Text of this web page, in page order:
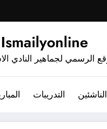
Ismailyonline
الرسمي لجماهير النادي
التدريبات الناشئين